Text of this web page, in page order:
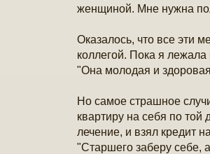
женщиной. Мне нужна
Оказалось, что все эти
коллегой. Пока я
"Она молодая и
Но самое страшное
квартиру на себя по
лечение, и взял кредит
"Старшего заберу себе,